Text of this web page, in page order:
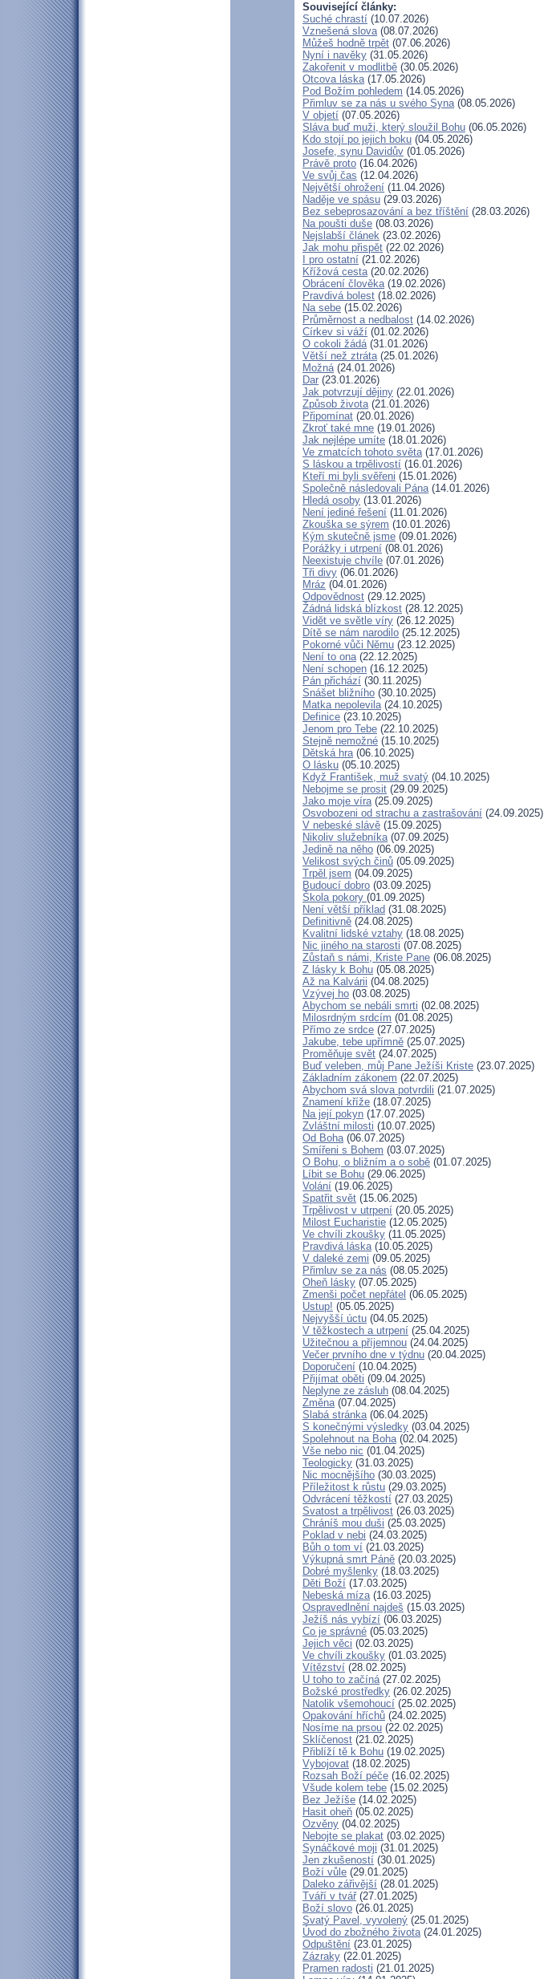
Související články:
Suché chrastí (10.07.2026)
Vznešená slova(08.07.2026)
Můžeš hodně trpět (07.06.2026)
Nyní i navěky (31.05.2026)
Zakořenit v modlitbě (30.05.2026)
Otcova láska(17.05.2026)
Pod Božím pohledem (14.05.2026)
Přimluv se za nás u svého Syna(08.05.2026)
V objetí (07.05.2026)
Sláva buď muži, který sloužil Bohu (06.05.2026)
Kdo stojí po jejich boku (04.05.2026)
Josefe, synu Davidův (01.05.2026)
Právě proto (16.04.2026)
Ve svůj čas (12.04.2026)
Největší ohrožení (11.04.2026)
Naděje ve spásu (29.03.2026)
Bez sebeprosazování a bez tříštění (28.03.2026)
Na poušti duše (08.03.2026)
Nejslabší článek (23.02.2026)
Jak mohu přispět (22.02.2026)
I pro ostatní (21.02.2026)
Křížová cesta(20.02.2026)
Obrácení člověka(19.02.2026)
Pravdivá bolest (18.02.2026)
Na sebe (15.02.2026)
Průměrnost a nedbalost (14.02.2026)
Církev si váží (01.02.2026)
O cokoli žádá(31.01.2026)
Větší než ztráta(25.01.2026)
Možná(24.01.2026)
Dar (23.01.2026)
Jak potvrzují dějiny (22.01.2026)
Způsob života(21.01.2026)
Připomínat (20.01.2026)
Zkroť také mne (19.01.2026)
Jak nejlépe umíte (18.01.2026)
Ve zmatcích tohoto světa(17.01.2026)
S láskou a trpělivostí (16.01.2026)
Kteří mi byli svěřeni (15.01.2026)
Společně následovali Pána(14.01.2026)
Hledá osoby (13.01.2026)
Není jediné řešení (11.01.2026)
Zkouška se sýrem (10.01.2026)
Kým skutečně jsme (09.01.2026)
Porážky i utrpení (08.01.2026)
Neexistuje chvíle (07.01.2026)
Tři divy (06.01.2026)
Mráz (04.01.2026)
Odpovědnost (29.12.2025)
Žádná lidská blízkost (28.12.2025)
Vidět ve světle víry (26.12.2025)
Dítě se nám narodilo (25.12.2025)
Pokorné vůči Němu (23.12.2025)
Není to ona(22.12.2025)
Není schopen (16.12.2025)
Pán přichází (30.11.2025)
Snášet bližního (30.10.2025)
Matka nepolevila(24.10.2025)
Definice (23.10.2025)
Jenom pro Tebe (22.10.2025)
Stejně nemožné (15.10.2025)
Dětská hra(06.10.2025)
O lásku (05.10.2025)
Když František, muž svatý (04.10.2025)
Nebojme se prosit (29.09.2025)
Jako moje víra(25.09.2025)
Osvobozeni od strachu a zastrašování (24.09.2025)
V nebeské slávě (15.09.2025)
Nikoliv služebníka(07.09.2025)
Jedině na něho (06.09.2025)
Velikost svých činů (05.09.2025)
Trpěl jsem (04.09.2025)
Budoucí dobro (03.09.2025)
Škola pokory (01.09.2025)
Není větší příklad (31.08.2025)
Definitivně (24.08.2025)
Kvalitní lidské vztahy (18.08.2025)
Nic jiného na starosti (07.08.2025)
Zůstaň s námi, Kriste Pane (06.08.2025)
Z lásky k Bohu (05.08.2025)
Až na Kalvárii (04.08.2025)
Vzývej ho (03.08.2025)
Abychom se nebáli smrti (02.08.2025)
Milosrdným srdcím (01.08.2025)
Přímo ze srdce (27.07.2025)
Jakube, tebe upřímně (25.07.2025)
Proměňuje svět (24.07.2025)
Buď veleben, můj Pane Ježíši Kriste (23.07.2025)
Základním zákonem (22.07.2025)
Abychom svá slova potvrdili (21.07.2025)
Znamení kříže (18.07.2025)
Na její pokyn (17.07.2025)
Zvláštní milosti (10.07.2025)
Od Boha(06.07.2025)
Smířeni s Bohem (03.07.2025)
O Bohu, o bližním a o sobě (01.07.2025)
Líbit se Bohu (29.06.2025)
Volání (19.06.2025)
Spatřit svět (15.06.2025)
Trpělivost v utrpení (20.05.2025)
Milost Eucharistie (12.05.2025)
Ve chvíli zkoušky (11.05.2025)
Pravdivá láska(10.05.2025)
V daleké zemi (09.05.2025)
Přimluv se za nás (08.05.2025)
Oheň lásky (07.05.2025)
Zmenši počet nepřátel (06.05.2025)
Ustup! (05.05.2025)
Nejvyšší úctu (04.05.2025)
V těžkostech a utrpení (25.04.2025)
Užitečnou a příjemnou (24.04.2025)
Večer prvního dne v týdnu (20.04.2025)
Doporučení (10.04.2025)
Přijímat oběti (09.04.2025)
Neplyne ze zásluh (08.04.2025)
Změna(07.04.2025)
Slabá stránka(06.04.2025)
S konečnými výsledky (03.04.2025)
Spolehnout na Boha(02.04.2025)
Vše nebo nic (01.04.2025)
Teologicky (31.03.2025)
Nic mocnějšího (30.03.2025)
Příležitost k růstu (29.03.2025)
Odvrácení těžkostí (27.03.2025)
Svatost a trpělivost (26.03.2025)
Chráníš mou duši (25.03.2025)
Poklad v nebi (24.03.2025)
Bůh o tom ví (21.03.2025)
Výkupná smrt Páně (20.03.2025)
Dobré myšlenky (18.03.2025)
Děti Boží (17.03.2025)
Nebeská míza(16.03.2025)
Ospravedlnění najdeš (15.03.2025)
Ježíš nás vybízí (06.03.2025)
Co je správné (05.03.2025)
Jejich věci (02.03.2025)
Ve chvíli zkoušky (01.03.2025)
Vítězství (28.02.2025)
U toho to začíná(27.02.2025)
Božské prostředky (26.02.2025)
Natolik všemohoucí (25.02.2025)
Opakování hříchů (24.02.2025)
Nosíme na prsou (22.02.2025)
Sklíčenost (21.02.2025)
Přiblíží tě k Bohu (19.02.2025)
Vybojovat (18.02.2025)
Rozsah Boží péče (16.02.2025)
Všude kolem tebe (15.02.2025)
Bez Ježíše (14.02.2025)
Hasit oheň (05.02.2025)
Ozvěny (04.02.2025)
Nebojte se plakat (03.02.2025)
Synáčkové moji (31.01.2025)
Jen zkušeností (30.01.2025)
Boží vůle (29.01.2025)
Daleko zářivější (28.01.2025)
Tváří v tvář(27.01.2025)
Boží slovo (26.01.2025)
Svatý Pavel, vyvolený (25.01.2025)
Úvod do zbožného života(24.01.2025)
Odpuštění (23.01.2025)
Zázraky (22.01.2025)
Pramen radosti (21.01.2025)